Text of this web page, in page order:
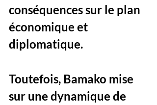
conséquences sur le plan
économique et
diplomatique.
Toutefois, Bamako mise
sur une dynamique de